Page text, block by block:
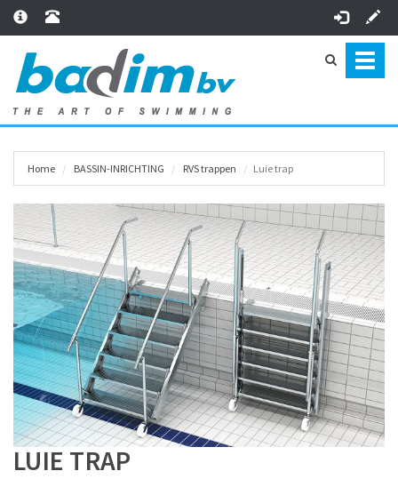
Home BASSIN-INRICHTING RVS trappen Luie trap
LUIE TRAP